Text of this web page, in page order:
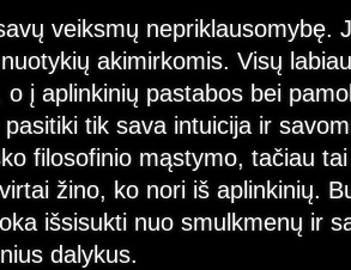
veiksmų nepriklausomybę.
akimirkomis. Visų
į aplinkinių pastabos bei
tik sava intuicija ir
filosofinio mąstymo, tačiau
žino, ko nori iš aplinkinių.
išsisukti nuo smulkmenų ir
dalykus.